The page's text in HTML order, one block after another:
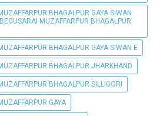
BHAGALPUR GAYA SIWAN
MUZAFFARPUR BHAGALPUR
BHAGALPUR GAYA SIWAN E
BHAGALPUR JHARKHAND
BHAGALPUR SILLIGORI
GAYA